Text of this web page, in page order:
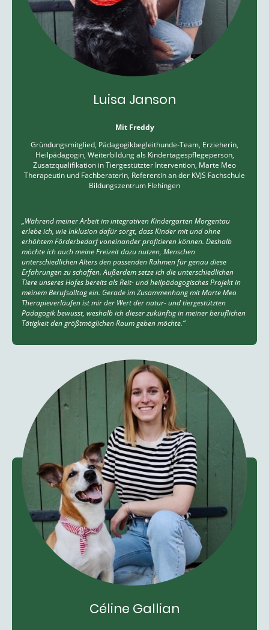
Luisa Janson
Mit Freddy
Gründungsmitglied, Pädagogikbegleithunde-Team, Erzieherin,
Heilpädagogin, Weiterbildung als Kindertagespflegeperson,
Zusatzqualifikation in Tiergestützter Intervention, Marte Meo
Therapeutin und Fachberaterin, Referentin an der KVJS Fachschule
Bildungszentrum Flehingen
„Während meiner Arbeit im integrativen Kindergarten Morgentau
erlebe ich, wie Inklusion dafür sorgt, dass Kinder mit und ohne
erhöhtem Förderbedarf voneinander profitieren können. Deshalb
möchte ich auch meine Freizeit dazu nutzen, Menschen
unterschiedlichen Alters den passenden Rahmen für genau diese
Erfahrungen zu schaffen. Außerdem setze ich die unterschiedlichen
Tiere unseres Hofes bereits als Reit- und heilpädagogisches Projekt in
meinem Berufsalltag ein. Gerade im Zusammenhang mit Marte Meo
Therapieverläufen ist mir der Wert der natur- und tiergestützten
Pädagogik bewusst, weshalb ich dieser zukünftig in meiner beruflichen
Tätigkeit den größtmöglichen Raum geben möchte.“
Céline Gallian